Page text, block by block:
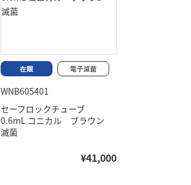
WNB605401
セーフロックチューブ
0.6mL コニカル ブラウン
滅菌
¥41,000